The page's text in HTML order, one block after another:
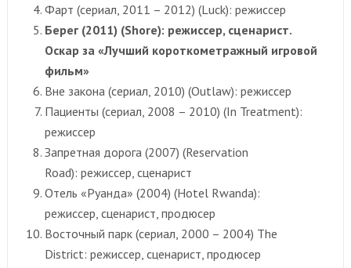
Фарт (сериал, 2011 – 2012) (Luck): режиссер
Берег (2011) (Shore): режиссер, сценарист.
Оскар за «Лучший короткометражный игровой
фильм»
Вне закона (сериал, 2010) (Outlaw): режиссер
Пациенты (сериал, 2008 – 2010) (In Treatment):
режиссер
Запретная дорога (2007) (Reservation
Road): режиссер, сценарист
Отель «Руанда» (2004) (Hotel Rwanda):
режиссер, сценарист, продюсер
Восточный парк (сериал, 2000 – 2004) The
District: режиссер, сценарист, продюсер